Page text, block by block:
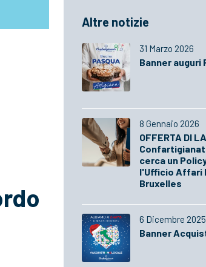
Altre notizie
31 Marzo 2026
Banner auguri
8 Gennaio 2026
OFFERTA DI
cerca un
l'Ufficio Affari
Bruxelles
6 Dicembre 2025
Banner